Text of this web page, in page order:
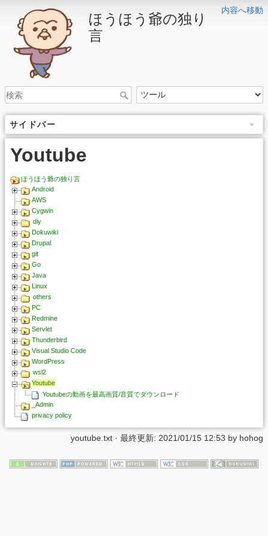
内容へ移動
ほうほう爺の独り
言
サイドバー
Youtube
ほうほう爺の独り言
Android
AWS
Cygwin
diy
Dokuwiki
Drupal
git
Go
Java
Linux
others
PC
Redmine
Servlet
Thunderbird
Visual Studio Code
WordPress
wsl2
Youtube
Youtubeの動画を最高画質/音質でダウンロード
_Admin
privacy policy
youtube.txt · 最終更新: 2021/01/15 12:53 by hohog